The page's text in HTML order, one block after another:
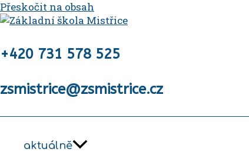
Přeskočit na obsah
+420 731 578 525
zsmistrice@zsmistrice.cz
aktuálně